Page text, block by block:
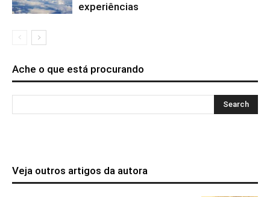
experiências
Ache o que está procurando
Veja outros artigos da autora